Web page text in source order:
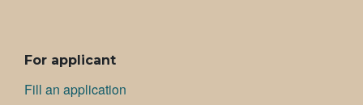
ALAVALIKKO
For applicant
Fill an application